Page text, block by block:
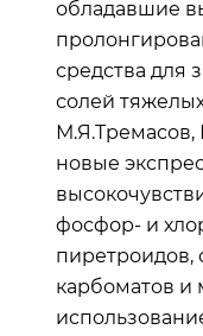
обладавшие
средства для
солей
М.Я.Тремасов,
новые
фосфор- и
пиретроидов,
карбоматов и